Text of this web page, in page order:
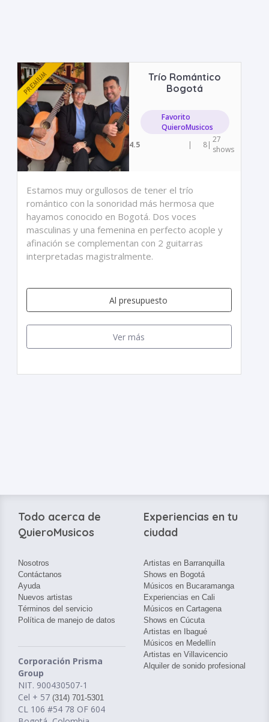
Trío Romántico
Bogotá
Favorito
QuieroMusicos
4.5
| 8| 27
shows
Estamos muy orgullosos de tener el trío
romántico con la sonoridad más hermosa que
hayamos conocido en Bogotá. Dos voces
masculinas y una femenina en perfecto acople y
afinación se complementan con 2 guitarras
interpretadas magistralmente.
Al presupuesto
Ver más
Todo acerca de
QuieroMusicos
Nosotros
Contáctanos
Ayuda
Nuevos artistas
Términos del servicio
Política de manejo de datos
Corporación Prisma
Group
NIT. 900430507-1
Cel + 57 (314) 701-5301
CL 106 #54 78 OF 604
Experiencias en tu
ciudad
Artistas en Barranquilla
Shows en Bogotá
Músicos en Bucaramanga
Experiencias en Cali
Músicos en Cartagena
Shows en Cúcuta
Artistas en Ibagué
Músicos en Medellín
Artistas en Villavicencio
Alquiler de sonido profesional